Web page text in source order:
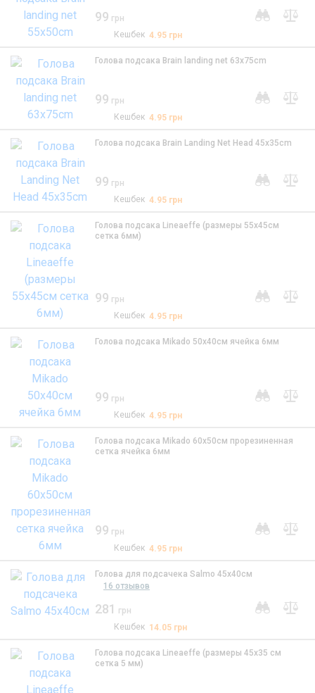
99 грн
Кешбек4.95 грн
Голова подсака Brain landing net 63x75cm
99 грн
Кешбек4.95 грн
Голова подсака Brain Landing Net Head 45x35cm
99 грн
Кешбек4.95 грн
Голова подсака Lineaeffe (размеры 55х45см
сетка 6мм)
99 грн
Кешбек4.95 грн
Голова подсака Mikado 50х40см ячейка 6мм
99 грн
Кешбек4.95 грн
Голова подсака Mikado 60х50см прорезиненная
сетка ячейка 6мм
99 грн
Кешбек4.95 грн
16 отзывов
Голова для подсачека Salmo 45х40см
281 грн
Кешбек 14.05 грн
Голова подсака Lineaeffe (размеры 45х35 см
сетка 5 мм)